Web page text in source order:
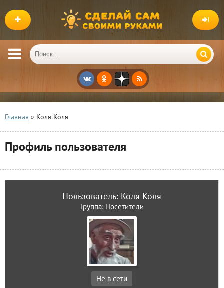
Главная » Коля Коля
Профиль пользователя
Пользователь: Коля Коля
Группа: Посетители
Не в сети